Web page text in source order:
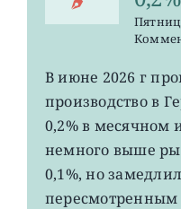
В июне 2026 г
производство в
0,2% в месячном
немного выше
0,1%, но
пересмотренным